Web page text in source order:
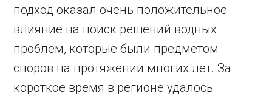
подход оказал очень положительное
влияние на поиск решений водных
проблем, которые были предметом
споров на протяжении многих лет. За
короткое время в регионе удалось